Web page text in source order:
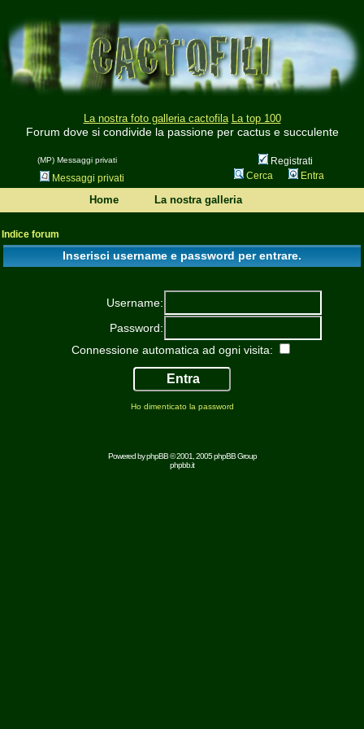
La nostra foto galleria cactofila La top 100
Forum dove si condivide la passione per cactus e succulente
(MP) Messaggi privati
Registrati
Messaggi privati
Cerca Entra
Home La nostra galleria
Indice forum
Inserisci username e password per entrare.
Username:
Password:
Connessione automatica ad ogni visita:
Ho dimenticato la password
Powered byphpBB© 2001, 2005 phpBB Group
phpbb.it